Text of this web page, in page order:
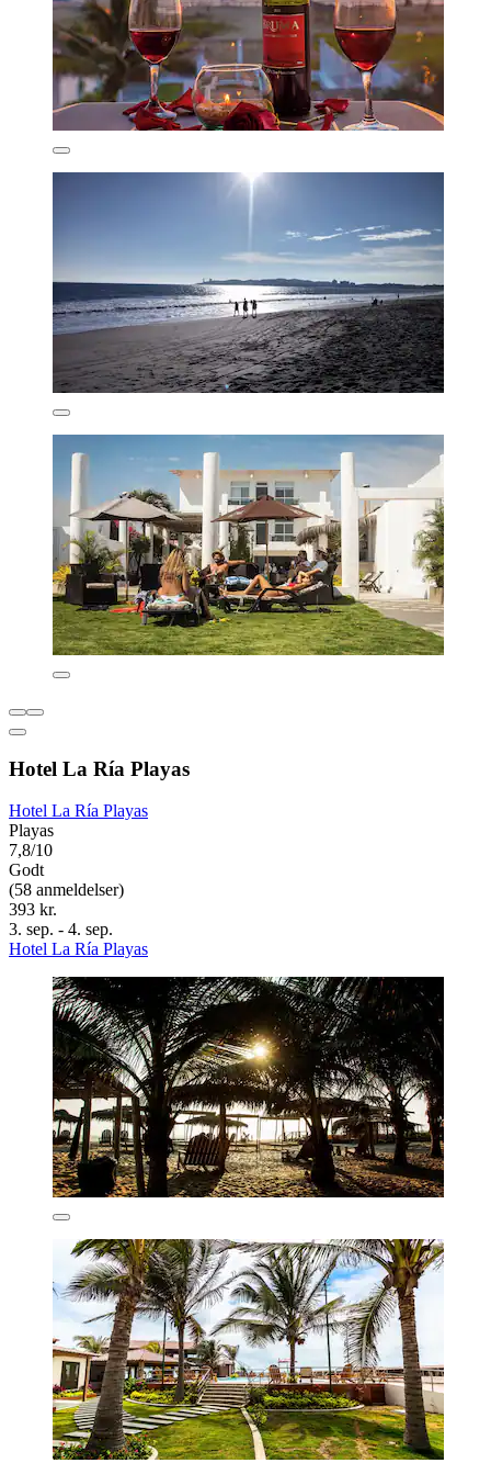
Hotel La Ría Playas
Hotel La Ría Playas
Playas
7,8/10
Godt
(58 anmeldelser)
393 kr.
3. sep. - 4. sep.
Hotel La Ría Playas